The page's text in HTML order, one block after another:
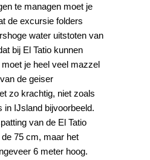
te managen moet je
de excursie folders
water uitstoten van
bij El Tatio kunnen
je heel veel mazzel
de geiser
zo krachtig, niet zoals
in IJsland bijvoorbeeld.
van de El Tatio
75 cm, maar het
6 meter hoog.